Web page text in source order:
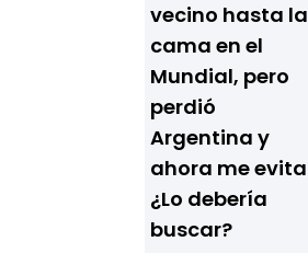
vecino hasta la
cama en el
Mundial, pero
perdió
Argentina y
ahora me evita
¿Lo debería
buscar?